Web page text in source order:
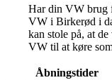
Har din VW brug
VW i Birkerød i
kan stole på, at
VW til at køre
Åbningstider